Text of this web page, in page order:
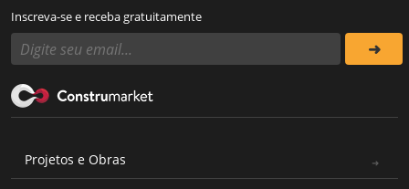
Inscreva-se e receba gratuitamente
Projetos e Obras